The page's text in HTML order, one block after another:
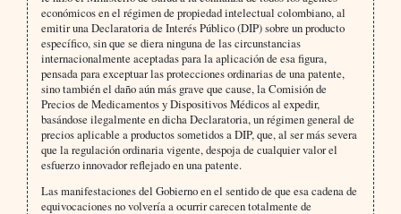
económicos en el régimen de propiedad intelectual colombiano, al
emitir una Declaratoria de Interés Público (DIP) sobre un producto
específico, sin que se diera ninguna de las circunstancias
internacionalmente aceptadas para la aplicación de esa figura,
pensada para exceptuar las protecciones ordinarias de una patente,
sino también el daño aún más grave que cause, la Comisión de
Precios de Medicamentos y Dispositivos Médicos al expedir,
basándose ilegalmente en dicha Declaratoria, un régimen general de
precios aplicable a productos sometidos a DIP, que, al ser más severa
que la regulación ordinaria vigente, despoja de cualquier valor el
esfuerzo innovador reflejado en una patente.
Las manifestaciones del Gobierno en el sentido de que esa cadena de
equivocaciones no volvería a ocurrir carecen totalmente de